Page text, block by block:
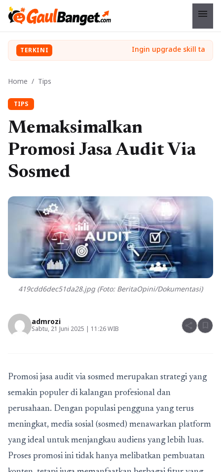
menu
TERKINI
Home / Tips
TIPS
Memaksimalkan
Promosi Jasa Audit Via
Sosmed
419cdd6dec51da28.jpg (Foto: BeritaOpini/Dokumentasi)
admrozi
Sabtu, 21 Juni 2025 | 11:26 WIB share bookmark
Promosi jasa audit via sosmed merupakan strategi yang
semakin populer di kalangan profesional dan
perusahaan. Dengan populasi pengguna yang terus
meningkat, media sosial (sosmed) menawarkan platform
yang ideal untuk menjangkau audiens yang lebih luas.
Proses promosi ini tidak hanya melibatkan pembuatan